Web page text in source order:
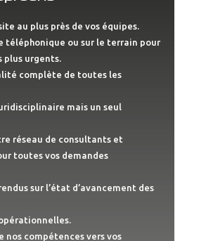
au plus près de vos équipes.
téléphonique ou sur le terrain pour
plus urgents.
complète de toutes les
mais un seul
réseau de consultants et
toutes vos demandes
sur l’état d’avancement des
nos compétences vers vos